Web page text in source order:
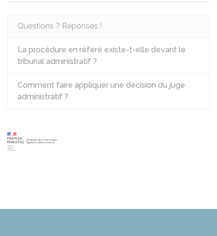
Questions ? Réponses !
La procédure en référé existe-t-elle devant le
tribunal administratif ?
Comment faire appliquer une décision du juge
administratif ?